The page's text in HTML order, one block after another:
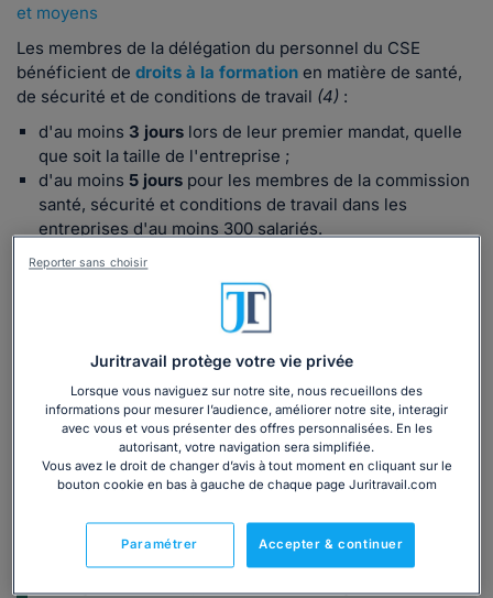
et moyens
Les membres de la délégation du personnel du CSE
bénéficient de droits à la formation en matière de santé,
de sécurité et de conditions de travail (4) :
d'au moins 3 jours lors de leur premier mandat, quelle
que soit la taille de l'entreprise ;
d'au moins 5 jours pour les membres de la commission
santé, sécurité et conditions de travail dans les
entreprises d'au moins 300 salariés.
Découvrez notre dossier sur le rôle du
CSE en matière de santé et sécurité
Ce dossier contient les éléments dont vous
avez besoin pour connaître à la fois le rôle,
concernant la santé, la sécurité et les
conditions de travail des salariés. Il évoque
Juritravail protège votre vie privée
Lorsque vous naviguez sur notre site, nous recueillons des
informations pour mesurer l’audience, améliorer notre site, interagir
avec vous et vous présenter des offres personnalisées. En les
autorisant, votre navigation sera simplifiée.
Vous avez le droit de changer d’avis à tout moment en cliquant sur le
bouton cookie en bas à gauche de chaque page Juritravail.com
Accepter & continuer
Paramétrer
Reporter sans choisir